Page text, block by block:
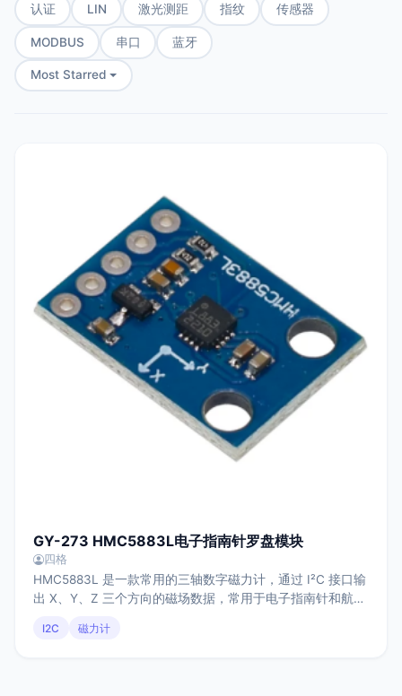
认证 LIN 激光测距 指纹 传感器
MODBUS 串口 蓝牙
Most Starred
GY-273 HMC5883L电子指南针罗盘模块
四格
HMC5883L 是一款常用的三轴数字磁力计，通过 I²C 接口输
出 X、Y、Z 三个方向的磁场数据，常用于电子指南针和航向
关，实际应用中通常需要进行校准与修正，广泛应用于机器
I2C 磁力计